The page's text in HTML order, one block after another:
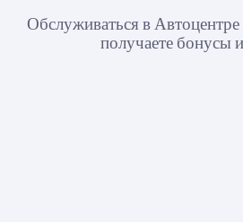
Обслуживаться в
получаете бонусы